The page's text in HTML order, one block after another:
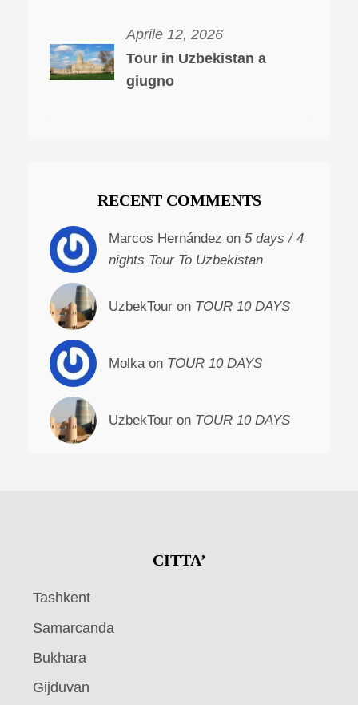
Aprile 12, 2026
Tour in Uzbekistan a
giugno
RECENT COMMENTS
Marcos Hernández on 5 days / 4
nights Tour To Uzbekistan
UzbekTour on TOUR 10 DAYS
Molka on TOUR 10 DAYS
UzbekTour on TOUR 10 DAYS
CITTA’
Tashkent
Samarcanda
Bukhara
Gijduvan